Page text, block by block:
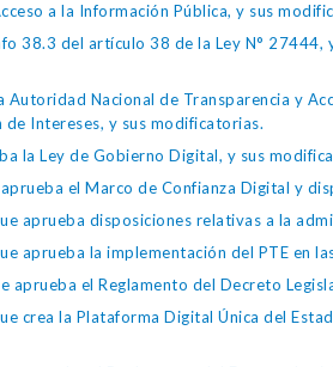
a la Información Pública, y sus
38.3 del artículo 38 de la Ley N°
Nacional de Transparencia y
de Intereses, y sus modificatorias.
la Ley de Gobierno Digital, y sus
el Marco de Confianza Digital y
aprueba disposiciones relativas a la
aprueba la implementación del PTE en
aprueba el Reglamento del Decreto
crea la Plataforma Digital Única del